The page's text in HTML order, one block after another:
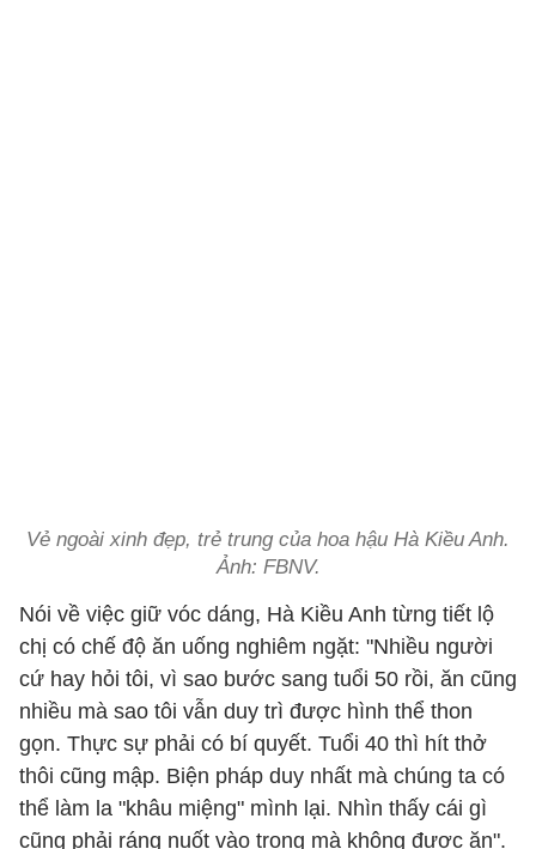
Vẻ ngoài xinh đẹp, trẻ trung của hoa hậu Hà Kiều Anh.
Ảnh: FBNV.
Nói về việc giữ vóc dáng, Hà Kiều Anh từng tiết lộ
chị có chế độ ăn uống nghiêm ngặt: "Nhiều người
cứ hay hỏi tôi, vì sao bước sang tuổi 50 rồi, ăn cũng
nhiều mà sao tôi vẫn duy trì được hình thể thon
gọn. Thực sự phải có bí quyết. Tuổi 40 thì hít thở
thôi cũng mập. Biện pháp duy nhất mà chúng ta có
thể làm la "khâu miệng" mình lại. Nhìn thấy cái gì
cũng phải ráng nuốt vào trong mà không được ăn".